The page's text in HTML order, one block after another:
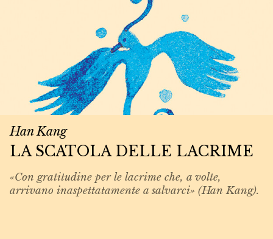
Han Kang
LA SCATOLA DELLE LACRIME
«Con gratitudine per le lacrime che, a volte,
arrivano inaspettatamente a salvarci» (Han Kang).